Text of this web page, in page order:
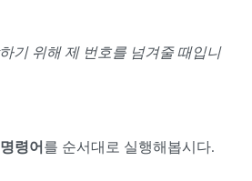
기 위해 제 번호를 넘겨줄 때입니
령어 를 순서대로 실행해봅시다.